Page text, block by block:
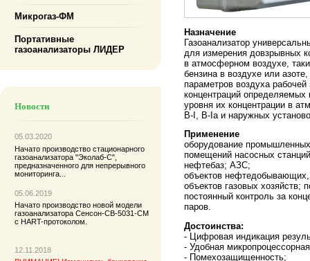
Микрогаз-ФМ
Портативные
газоанализаторы ЛИДЕР
Новости
05.03.2020
Начато производство стационарного
газоанализатора "Эколаб-С"
предназначенного для непрерывного
мониторинга...
05.06.2019
Начато производство новой модели
газоанализатора Сенсон-СВ-5031-СМ
с HART-протоколом.
12.11.2018
Назначение
Газоанализатор
для измерения довзрывных
в атмосферном воздухе,
бензина в воздухе или
параметров воздуха
концентраций определяемых
уровня их концентрации в
В-I, В-Iа и наружных
Применение
оборудование
помещений насосных
нефтебаз; АЗС;
объектов
объектов газовых хозяйств;
постоянный контроль за
паров.
Достоинства:
- Цифровая индикация
- Удобная
- Помехозащищенность;